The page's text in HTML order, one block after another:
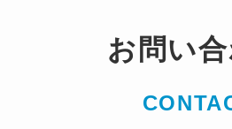
お問い